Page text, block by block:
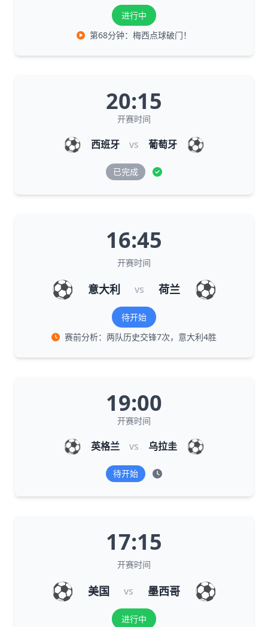
进行中
第68分钟：梅西点球破门！
20:15
开赛时间
⚽ 西班牙 vs 葡萄牙 ⚽
已完成
16:45
开赛时间
⚽ 意大利 vs 荷兰 ⚽
待开始
赛前分析：两队历史交锋7次，意大利4胜
19:00
开赛时间
⚽ 英格兰 vs 乌拉圭 ⚽
待开始
17:15
开赛时间
⚽ 美国 vs 墨西哥 ⚽
进行中